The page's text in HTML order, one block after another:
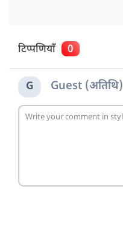
टिप्पणियाँ 0
G Guest (अतिथि)